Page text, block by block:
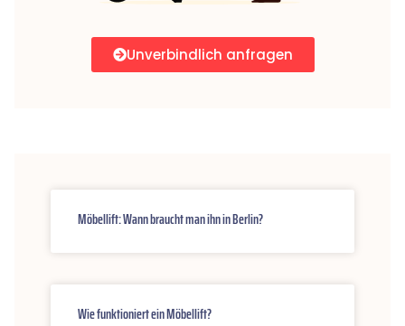
Unverbindlich anfragen
Möbellift: Wann braucht man ihn in Berlin?
Wie funktioniert ein Möbellift?